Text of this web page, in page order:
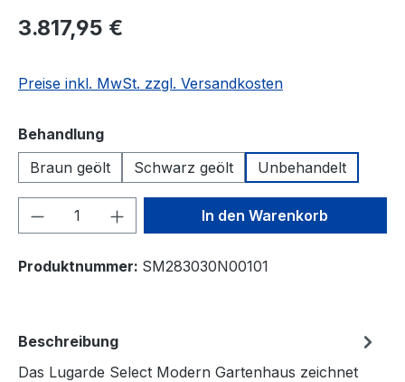
3.817,95 €
Preise inkl. MwSt. zzgl. Versandkosten
Behandlungauswählen
Braun geölt
Schwarz geölt Unbehandelt
Produkt Anzahl: Gib denIn den Warenkorb
Produktnummer: SM283030N00101
Beschreibung
Das Lugarde Select Modern Gartenhaus zeichnet